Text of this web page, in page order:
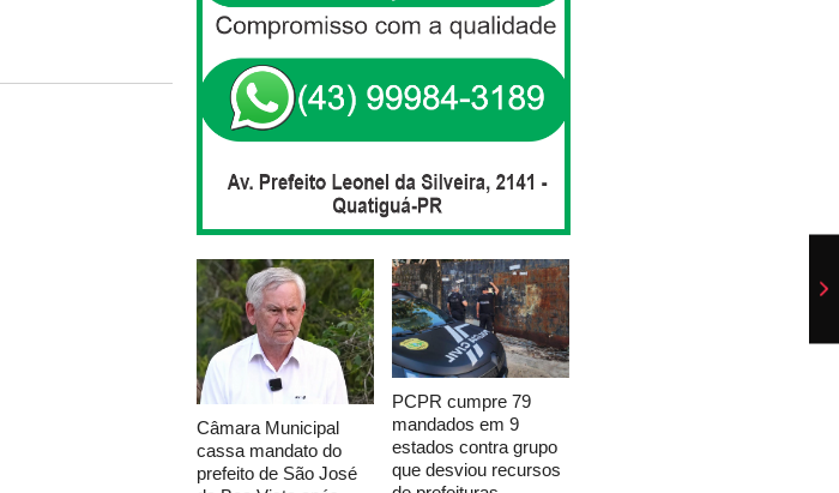
Câmara Municipal
cassa mandato do
prefeito de São José
PCPR cumpre 79
mandados em 9
estados contra grupo
que desviou recursos